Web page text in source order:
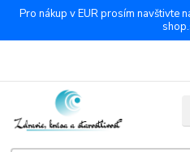
Pro nákup v EUR prosím navštivte